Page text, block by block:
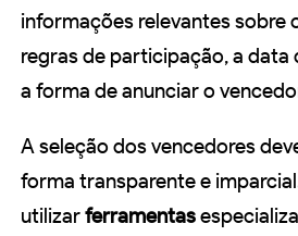
informações relevantes sobre
regras de participação, a data
a forma de anunciar o
A seleção dos vencedores
forma transparente e
utilizarferramentas